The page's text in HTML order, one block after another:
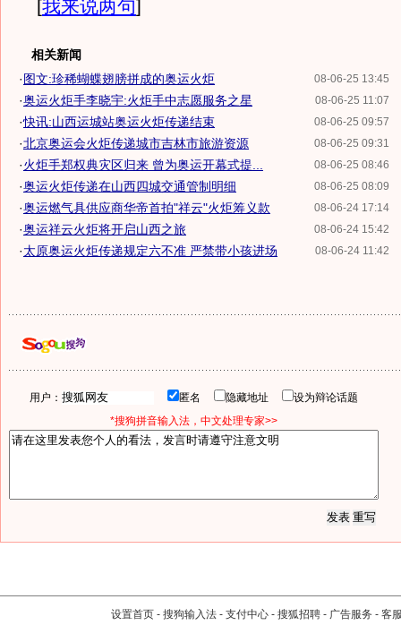
[我来说两句]
相关新闻
08-06-25 13:45
·图文:珍稀蝴蝶翅膀拼成的奥运火炬
08-06-25 11:07
·奥运火炬手李晓宇:火炬手中志愿服务之星
08-06-25 09:57
·快讯:山西运城站奥运火炬传递结束
08-06-25 09:31
·北京奥运会火炬传递城市吉林市旅游资源
08-06-25 08:46
·火炬手郑权典灾区归来 曾为奥运开幕式提...
08-06-25 08:09
·奥运火炬传递在山西四城交通管制明细
08-06-24 17:14
·奥运燃气具供应商华帝首拍"祥云"火炬筹义款
08-06-24 15:42
·奥运祥云火炬将开启山西之旅
08-06-24 11:42
·太原奥运火炬传递规定六不准 严禁带小孩进场
用户： 匿名 隐藏地址
设为辩论话题
*搜狗拼音输入法，中文处理专家>>
设置首页 - 搜狗输入法 - 支付中心 - 搜狐招聘 - 广告服务 - 客